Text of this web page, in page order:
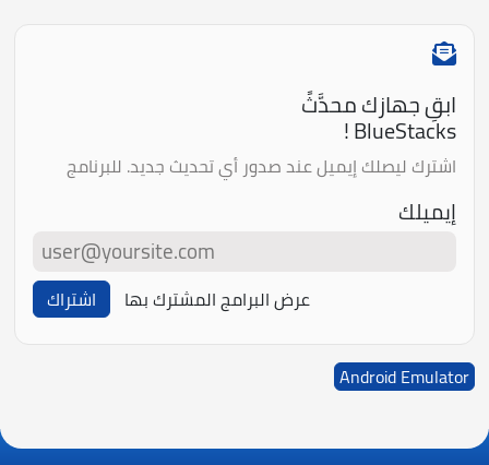
ابقِ جهازك محدَّثً
BlueStacks !
اشترك ليصلك إيميل عند صدور أي تحديث جديد. للبرنامج
إيميلك
عرض البرامج المشترك بها اشتراك
Android Emulator